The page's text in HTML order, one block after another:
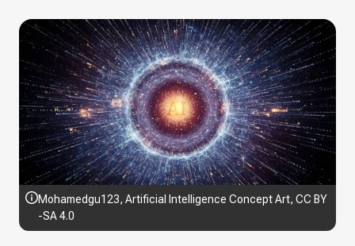
Digitales Ehrenamt
Freie Bildung
Freie Inhalte
Wissensgerechtigkeit
Krieg gegen die Ukraine
Wikimedia Deutschland wird 20!
Projekte
Featured
Wikipedia
Wikidata
Wikimedia Commons
Mohamedgu123, Artificial Intelligence Concept Art, CC BY
-SA 4.0